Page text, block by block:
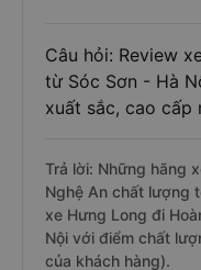
Câu hỏi: Review
từ Sóc Sơn - Hà
xuất sắc, cao cấp
Trả lời: Những hãng
Nghệ An chất lượng
xe Hưng Long đi
Nội với điểm chất
của khách hàng).